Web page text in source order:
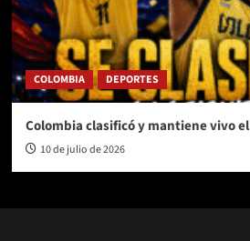
COLOMBIA DEPORTES
Colombia clasificó y mantiene vivo
10 de julio de 2026